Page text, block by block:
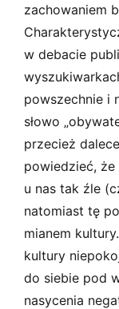
zachowaniem
w debacie
powszechnie i
słowo
przecież
powiedzieć,
u nas tak źle
natomiast tę
mianem
kultury
do siebie pod
nasycenia